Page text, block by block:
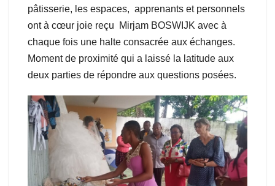
pâtisserie, les espaces, apprenants et personnels
ont à cœur joie reçu Mirjam BOSWIJK avec à
chaque fois une halte consacrée aux échanges.
Moment de proximité qui a laissé la latitude aux
deux parties de répondre aux questions posées.